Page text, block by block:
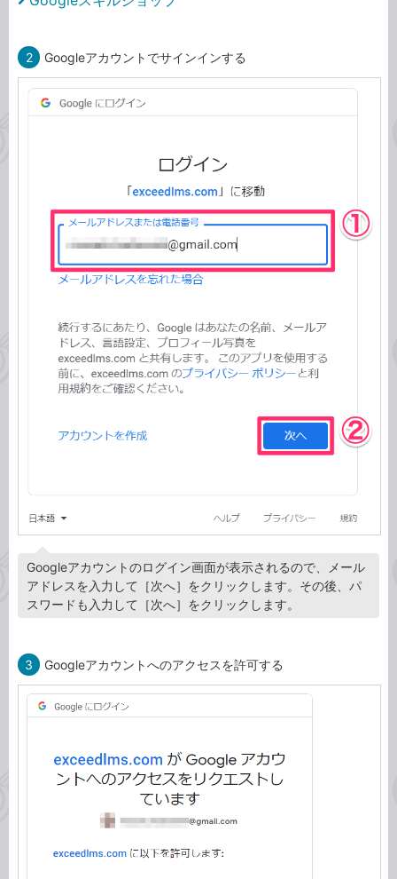
2 Googleアカウントでサインインする
Googleアカウントのログイン画面が表示されるので、メール
アドレスを入力して［次へ］をクリックします。その後、パ
スワードも入力して［次へ］をクリックします。
3 Googleアカウントへのアクセスを許可する